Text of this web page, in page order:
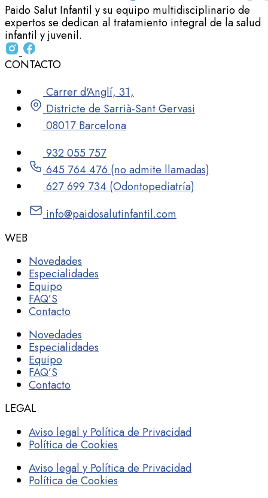
Paido Salut Infantil y su equipo multidisciplinario de
expertos se dedican al tratamiento integral de la salud
infantil y juvenil.
CONTACTO
Carrer d'Anglí, 31,
Districte de Sarrià-Sant Gervasi
08017 Barcelona
932 055 757
645 764 476 (no admite llamadas)
627 699 734 (Odontopediatría)
info@paidosalutinfantil.com
WEB
Novedades
Especialidades
Equipo
FAQ’S
Contacto
Novedades
Especialidades
Equipo
FAQ’S
Contacto
LEGAL
Aviso legal y Política de Privacidad
Política de Cookies
Aviso legal y Política de Privacidad
Política de Cookies